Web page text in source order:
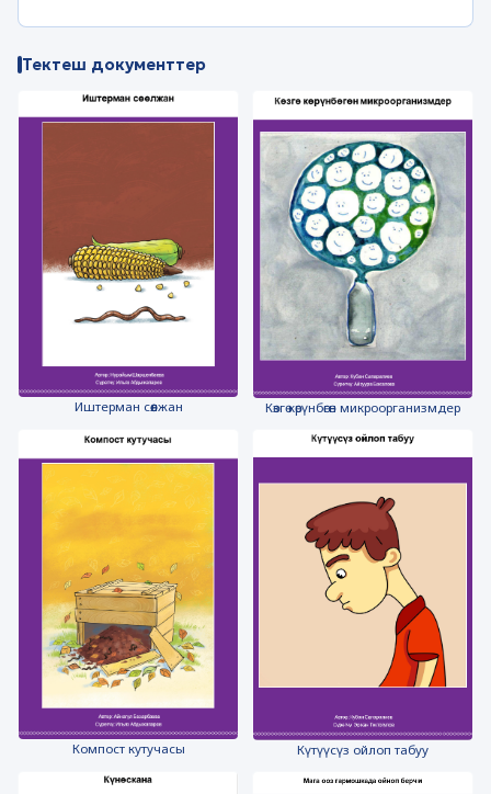
Тектеш документтер
Иштерман сөөлжан Көзгө көрүнбөгөн микроорганизмдер
Компост кутучасы Күтүүсүз ойлоп табуу